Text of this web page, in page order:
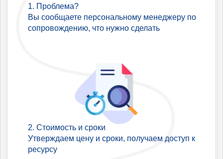
Проблема?
Вы сообщаете персональному менеджеру по
сопровождению, что нужно сделать
Стоимость и сроки
Утверждаем цену и сроки, получаем доступ к
ресурсу